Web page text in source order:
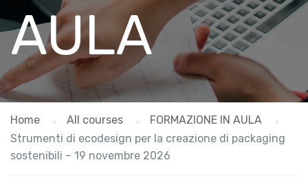
AULA
Home All courses
FORMAZIONE IN AULA
Strumenti di ecodesign per la creazione di packaging
sostenibili – 19 novembre 2026